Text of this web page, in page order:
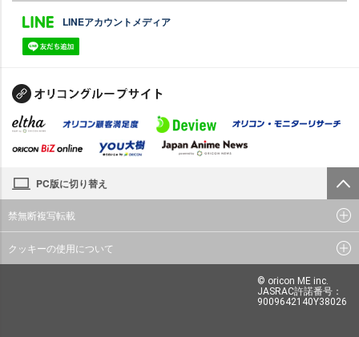
LINEアカウントメディア
PC版に切り替え
禁無断複写転載
クッキーの使用について
© oricon ME inc.
JASRAC許諾番号：
9009642140Y38026